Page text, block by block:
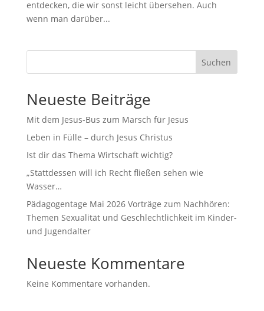
entdecken, die wir sonst leicht übersehen. Auch
wenn man darüber...
Suchen
Neueste Beiträge
Mit dem Jesus-Bus zum Marsch für Jesus
Leben in Fülle – durch Jesus Christus
Ist dir das Thema Wirtschaft wichtig?
„Stattdessen will ich Recht fließen sehen wie
Wasser…
Pädagogentage Mai 2026 Vorträge zum Nachhören:
Themen Sexualität und Geschlechtlichkeit im Kinder-
und Jugendalter
Neueste Kommentare
Keine Kommentare vorhanden.